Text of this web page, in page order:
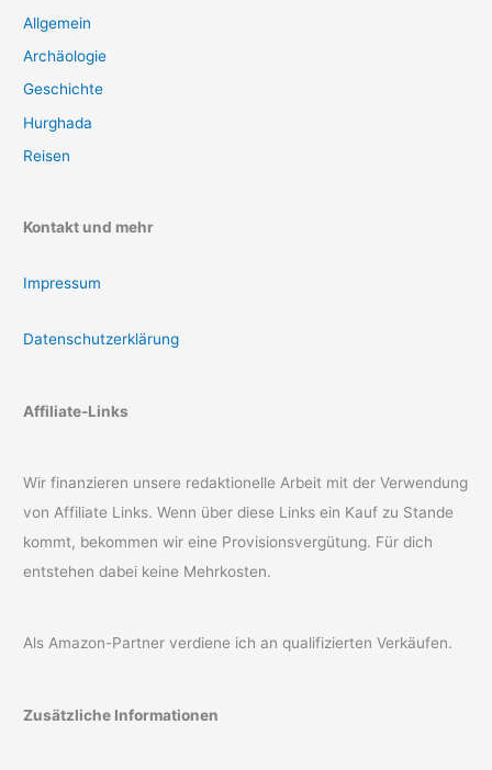
Allgemein
Archäologie
Geschichte
Hurghada
Reisen
Kontakt und mehr
Impressum
Datenschutzerklärung
Affiliate-Links
Wir finanzieren unsere redaktionelle Arbeit mit der Verwendung
von Affiliate Links. Wenn über diese Links ein Kauf zu Stande
kommt, bekommen wir eine Provisionsvergütung. Für dich
entstehen dabei keine Mehrkosten.
Als Amazon-Partner verdiene ich an qualifizierten Verkäufen.
Zusätzliche Informationen